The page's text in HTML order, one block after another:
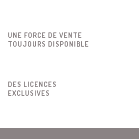
UNE FORCE DE VENTE
TOUJOURS DISPONIBLE
DES LICENCES
EXCLUSIVES